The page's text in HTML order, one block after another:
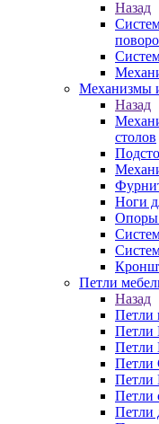
Назад
Механизмы
Назад
столов
Ноги
Опоры
Петли
Назад
Петли
Петли
Петли
Петли
Петли